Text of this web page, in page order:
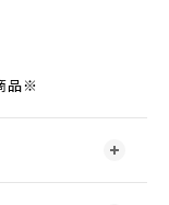
品※